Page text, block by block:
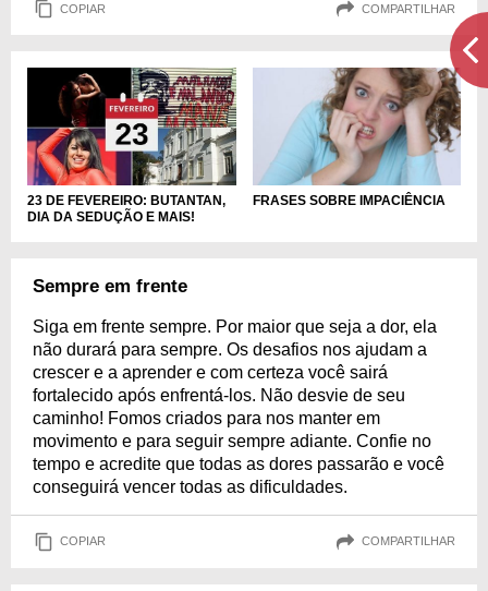
COPIAR COMPARTILHAR
23 DE FEVEREIRO: BUTANTAN,
DIA DA SEDUÇÃO E MAIS!
FRASES SOBRE IMPACIÊNCIA
Sempre em frente
Siga em frente sempre. Por maior que seja a dor, ela
não durará para sempre. Os desafios nos ajudam a
crescer e a aprender e com certeza você sairá
fortalecido após enfrentá-los. Não desvie de seu
caminho! Fomos criados para nos manter em
movimento e para seguir sempre adiante. Confie no
tempo e acredite que todas as dores passarão e você
conseguirá vencer todas as dificuldades.
COPIAR COMPARTILHAR